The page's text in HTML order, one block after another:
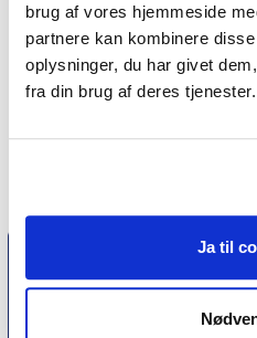
brug af vores hjemmeside
partnere kan kombinere
oplysninger, du har givet
fra din brug af deres tjenester.
Ja til
Nr. 1 2021